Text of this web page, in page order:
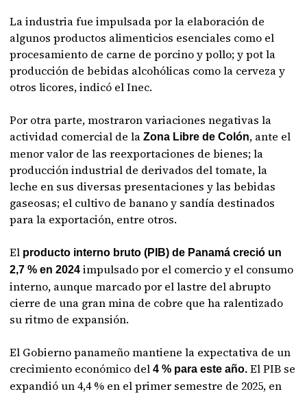
La industria fue impulsada por la elaboración de
algunos productos alimenticios esenciales como el
procesamiento de carne de porcino y pollo; y pot la
producción de bebidas alcohólicas como la cerveza y
otros licores, indicó el Inec.
Por otra parte, mostraron variaciones negativas la
actividad comercial de la Zona Libre de Colón, ante el
menor valor de las reexportaciones de bienes; la
producción industrial de derivados del tomate, la
leche en sus diversas presentaciones y las bebidas
gaseosas; el cultivo de banano y sandía destinados
para la exportación, entre otros.
El producto interno bruto (PIB) de Panamá creció un
2,7 % en 2024impulsado por el comercio y el consumo
interno, aunque marcado por el lastre del abrupto
cierre de una gran mina de cobre que ha ralentizado
su ritmo de expansión.
El Gobierno panameño mantiene la expectativa de un
crecimiento económico del4 % para este año.El PIB se
expandió un 4,4 % en el primer semestre de 2025, en